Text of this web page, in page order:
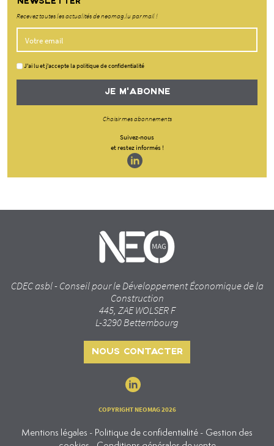
Recevez toutes les actualités de neomag.lu par mail !
J'ai lu et j'accepte la politique de confidentialité
JE M'ABONNE
Choisir mes abonnements
Suivez-nous
et restez informés !
CDEC asbl - Conseil pour le Développement Économique de la
Construction
445, ZAE WOLSER F
L-3290 Bettembourg
NOUS CONTACTER
COPYRIGHT NEOMAG 2026
Mentions légales - Politique de confidentialité - Gestion des